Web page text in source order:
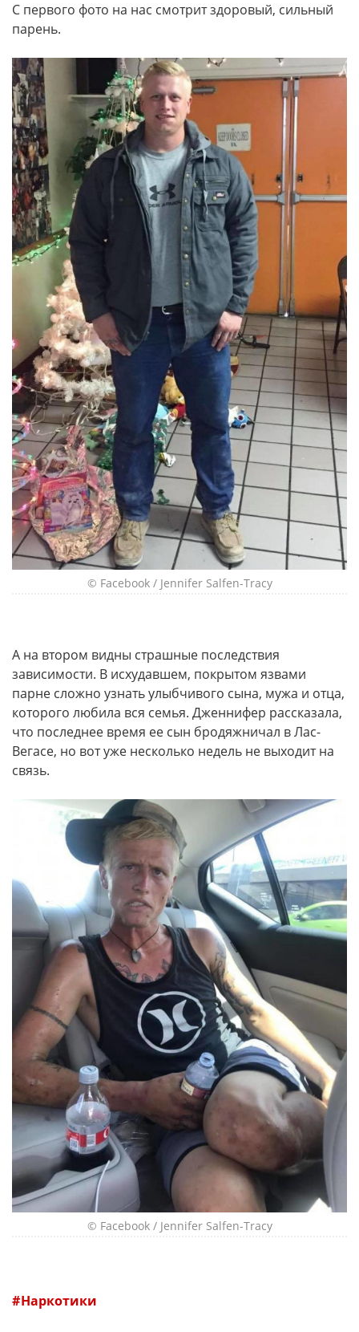
С первого фото на нас смотрит здоровый, сильный
парень.
© Facebook / Jennifer Salfen-Tracy
А на втором видны страшные последствия
зависимости. В исхудавшем, покрытом язвами
парне сложно узнать улыбчивого сына, мужа и отца,
которого любила вся семья. Дженнифер рассказала,
что последнее время ее сын бродяжничал в Лас-
Вегасе, но вот уже несколько недель не выходит на
связь.
© Facebook / Jennifer Salfen-Tracy
Наркотики